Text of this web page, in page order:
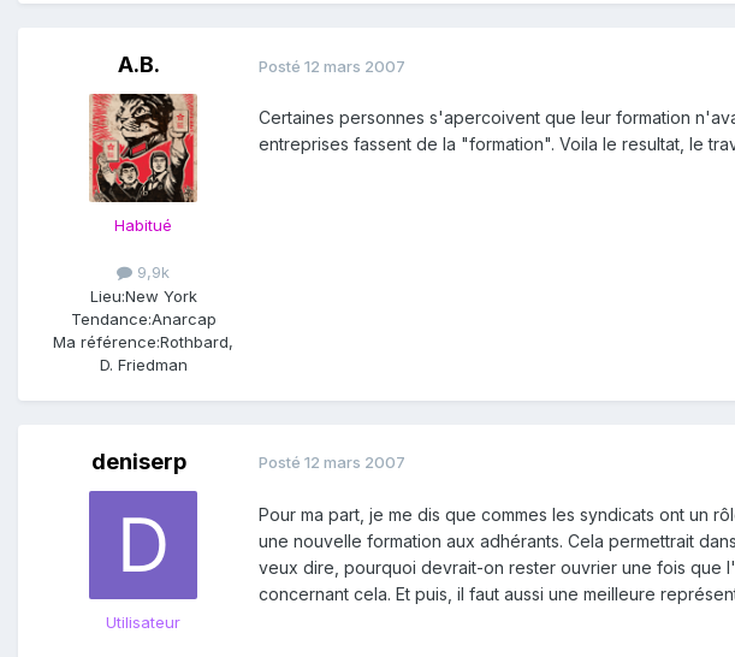
A.B.
Habitué
9,9k
Lieu:New York
Tendance:Anarcap
Ma référence:Rothbard,
D. Friedman
Posté 12 mars 2007
Certaines personnes s'apercoivent que leur formation
entreprises fassent de la "formation". Voila le resultat, le
deniserp
Utilisateur
Posté 12 mars 2007
Pour ma part, je me dis que commes les syndicats ont un
une nouvelle formation aux adhérants. Cela permettrait
veux dire, pourquoi devrait-on rester ouvrier une fois que
concernant cela. Et puis, il faut aussi une meilleure